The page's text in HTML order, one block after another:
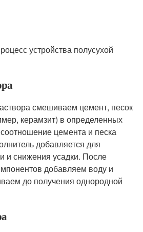
устройства полусухой
смешиваем цемент, песок
керамзит) в определенных
цемента и песка
добавляется для
и снижения усадки. После
добавляем воду и
до получения однородной